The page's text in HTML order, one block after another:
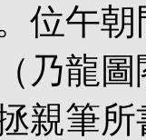
位午
乃龍
親筆